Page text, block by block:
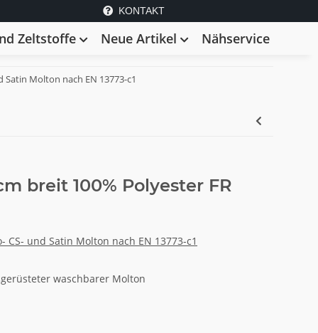
KONTAKT
Zeltstoffe Neue Artikel Nähservice
Molton nach EN 13773-c1
breit 100% Polyester FR
CS- und Satin Molton nach EN 13773-c1
waschbarer Molton